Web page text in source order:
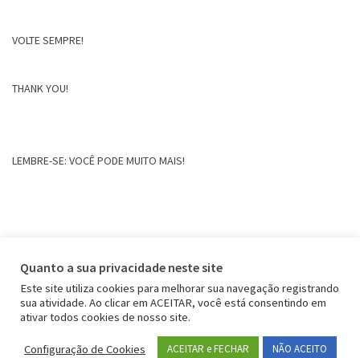
VOLTE SEMPRE!
THANK YOU!
LEMBRE-SE: VOCÊ PODE MUITO MAIS!
Quanto a sua privacidade neste site
Este site utiliza cookies para melhorar sua navegação registrando
sua atividade. Ao clicar em ACEITAR, você está consentindo em
ativar todos cookies de nosso site.
Configuração de Cookies ACEITAR e FECHAR NÃO ACEITO